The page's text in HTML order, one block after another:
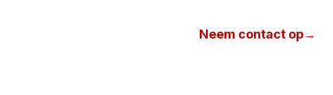
Neem contact op→